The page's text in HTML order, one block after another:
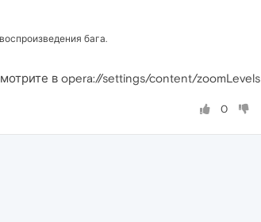
бага.
в opera://settings/content/zoomLevels
0